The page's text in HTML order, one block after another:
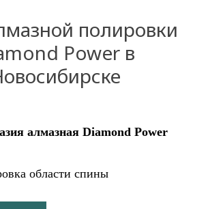
полировки
Power в
алмазная Diamond Power
области спины